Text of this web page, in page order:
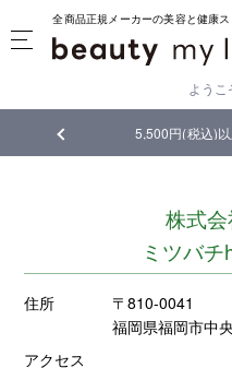
全商品正規メーカーの美容と健康
ようこ
5,500円(税込)
株式
ミツバ
住所
〒810-0041
福岡県福岡市中
アクセス